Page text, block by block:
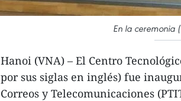
En la ceremonia
Hanoi (VNA) – El Centro
por sus siglas en inglés) fue
Correos y Telecomunicaciones